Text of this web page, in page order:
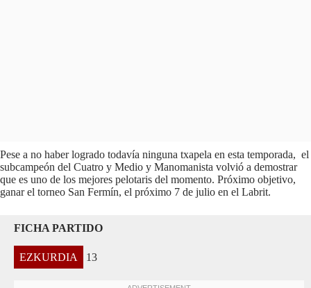
Pese a no haber logrado todavía ninguna txapela en esta temporada, el
subcampeón del Cuatro y Medio y Manomanista volvió a demostrar
que es uno de los mejores pelotaris del momento. Próximo objetivo,
ganar el torneo San Fermín, el próximo 7 de julio en el Labrit.
FICHA PARTIDO
EZKURDIA 13